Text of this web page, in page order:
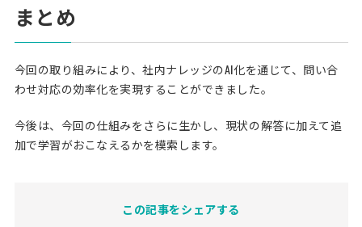
まとめ
今回の取り組みにより、社内ナレッジのAI化を通じて、問い合
わせ対応の効率化を実現することができました。
今後は、今回の仕組みをさらに生かし、現状の解答に加えて追
加で学習がおこなえるかを模索します。
この記事をシェアする